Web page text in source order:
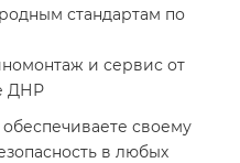
стандартам по
и сервис от
ДНР
своему
в любых